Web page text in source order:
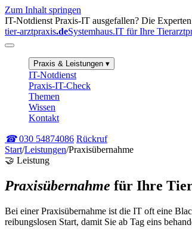
Zum Inhalt springen
IT-Notdienst Praxis-IT ausgefallen? Die
tier-arztpraxis.deSystemhaus.IT für Ihre
Praxis & Leistungen ▾
IT-Notdienst
Praxis-IT-Check
Themen
Wissen
Kontakt
☎030 54874086 Rückruf
Start/Leistungen/Praxisübernahme
🤝 Leistung
Praxisübernahme für Ihre
Bei einer Praxisübernahme ist die IT oft eine
reibungslosen Start, damit Sie ab Tag eins